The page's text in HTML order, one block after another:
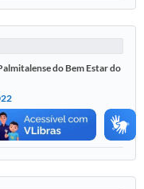
do Bem Estar do